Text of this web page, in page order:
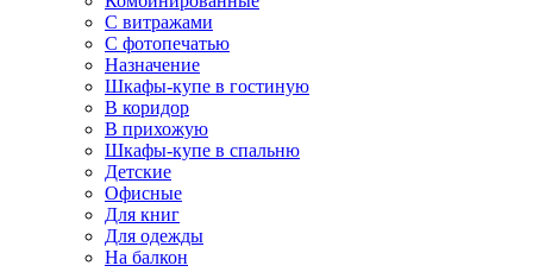
С витражами
С фотопечатью
Назначение
Шкафы-купе в гостиную
В коридор
В прихожую
Шкафы-купе в спальню
Детские
Офисные
Для книг
Для одежды
На балкон